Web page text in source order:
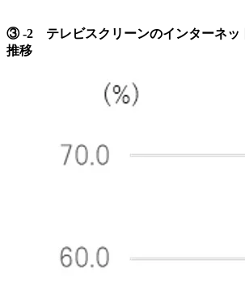
③ -2 テレビスクリーンのインターネ
推移